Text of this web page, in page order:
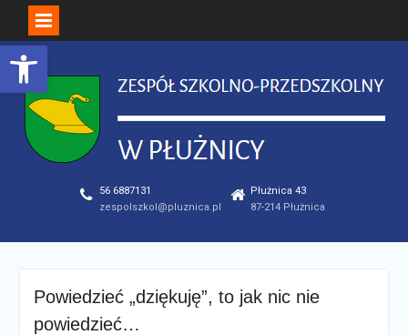
Open toolbar
Skip
to
content
56 6887131
zespolszkol@pluznica.pl
Płużnica 43
87-214 Płużnica
Powiedzieć „dziękuję”, to jak nic nie
powiedzieć…